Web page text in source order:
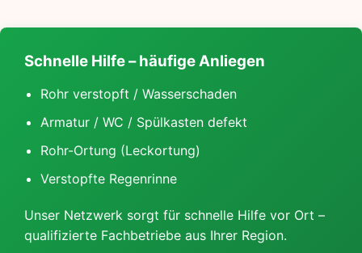
Schnelle Hilfe – häufige Anliegen
Rohr verstopft / Wasserschaden
Armatur / WC / Spülkasten defekt
Rohr-Ortung (Leckortung)
Verstopfte Regenrinne
Unser Netzwerk sorgt für schnelle Hilfe vor Ort –
qualifizierte Fachbetriebe aus Ihrer Region.